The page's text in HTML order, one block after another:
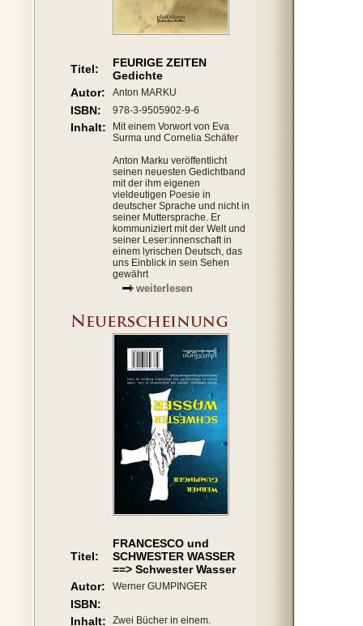
Titel:
FEURIGE ZEITEN
Gedichte
Autor:
Anton MARKU
ISBN: 978-3-9505902-9-6
Inhalt:
Mit einem Vorwort von Eva
Surma und Cornelia Schäfer
Anton Marku veröffentlicht
seinen neuesten Gedichtband
mit der ihm eigenen
vieldeutigen Poesie in
deutscher Sprache und nicht in
seiner Muttersprache. Er
kommuniziert mit der Welt und
seiner Leser:innenschaft in
einem lyrischen Deutsch, das
uns Einblick in sein Sehen
gewährt
weiterlesen
Titel:
FRANCESCO und
SCHWESTER WASSER
==> Schwester Wasser
Autor:
Werner GUMPINGER
ISBN:
Inhalt:
Zwei Bücher in einem.